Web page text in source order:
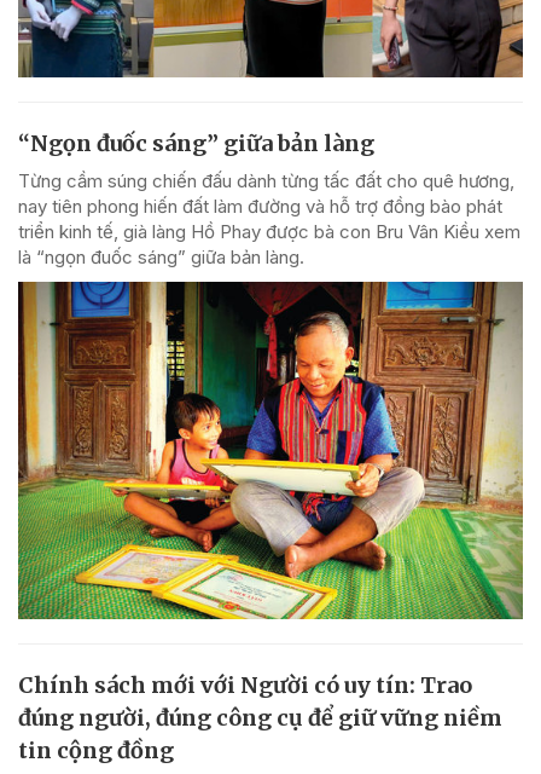
“Ngọn đuốc sáng” giữa bản làng
Từng cầm súng chiến đấu dành từng tấc đất cho quê hương,
nay tiên phong hiến đất làm đường và hỗ trợ đồng bào phát
triển kinh tế, già làng Hồ Phay được bà con Bru Vân Kiều xem
là “ngọn đuốc sáng” giữa bản làng.
Chính sách mới với Người có uy tín: Trao
đúng người, đúng công cụ để giữ vững niềm
tin cộng đồng